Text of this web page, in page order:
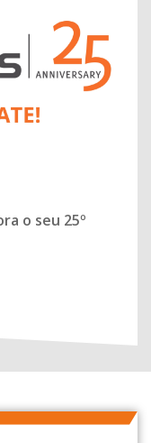
o seu 25º